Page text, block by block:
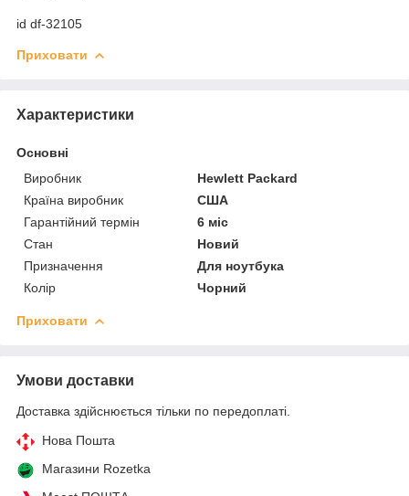
id df-32105
Приховати
Характеристики
Основні
Виробник
Hewlett Packard
Країна виробник
США
Гарантійний термін
6 міс
Стан
Новий
Призначення
Для ноутбука
Колір
Чорний
Приховати
Умови доставки
Доставка здійснюється тільки по передоплаті.
Нова Пошта
Магазини Rozetka